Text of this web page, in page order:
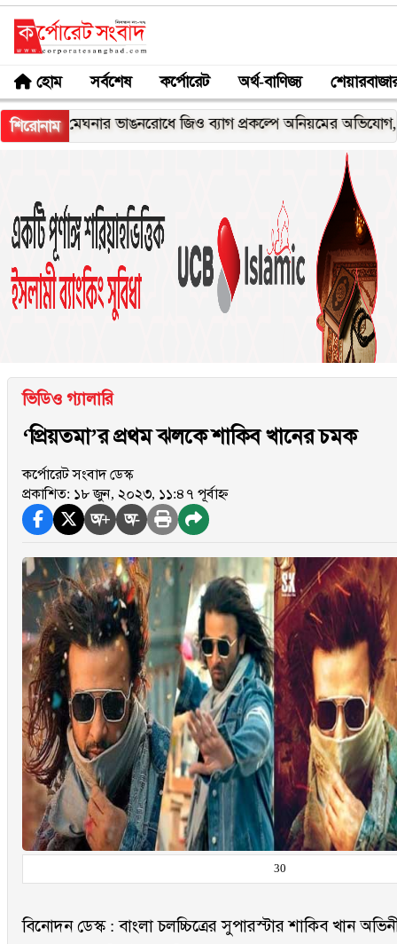
হোম সর্বশেষ কর্পোরেট অর্থ-বাণিজ্য
শিরোনামভাঙনরোধে জিও ব্যাগ প্রকল্পে অনিয়মের অভিযোগ, নদীরকূলে
ভিডিও গ্যালারি
‘প্রিয়তমা’র প্রথম ঝলকে শাকিব খানের চমক
কর্পোরেট সংবাদ ডেস্ক
প্রকাশিত: ১৮ জুন, ২০২৩, ১১:৪৭ পূর্বাহ্ন
অ+ অ-
30
বিনোদন ডেস্ক : বাংলা চলচ্চিত্রের সুপারস্টার শাকিব খান